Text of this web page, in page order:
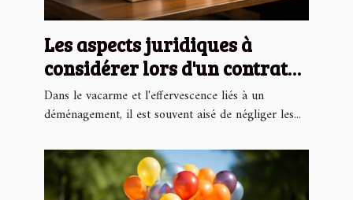
Les aspects juridiques à
considérer lors d'un contrat
de déménagement
Dans le vacarme et l'effervescence liés à un
déménagement, il est souvent aisé de négliger les...